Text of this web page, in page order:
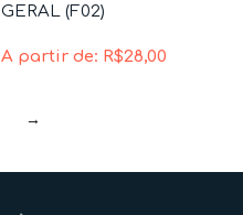
GERAL (F02)
A partir de: R$28,00
→